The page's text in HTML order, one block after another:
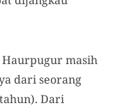
masih
dari seorang
Dari